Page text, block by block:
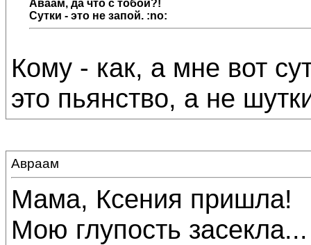
Аваам, да что с тобой?!
Сутки - это не запой. :no:
Кому - как, а мне вот
это пьянство, а не
Авраам
Мама, Ксения пришла!
Мою глупость